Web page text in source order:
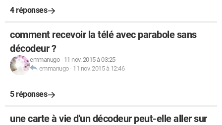
4 réponses
comment recevoir la télé avec parabole sans
décodeur ?
emmanugo- 11 nov. 2015 à 03:25
emmanugo- 11 nov. 2015 à 12:46
5 réponses
une carte à vie d'un décodeur peut-elle aller sur